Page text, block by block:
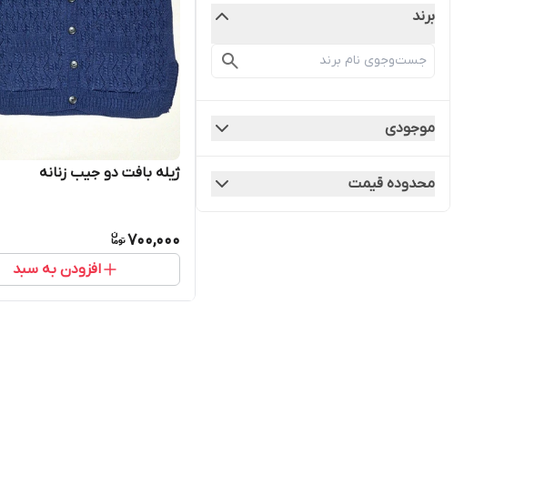
برند
موجودی
محدوده قیمت
ژیله بافت دو جیب زنانه
700,000
افزودن به سبد